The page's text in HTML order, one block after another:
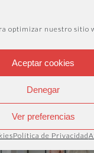
optimizar nuestro sitio
Aceptar cookies
Denegar
Ver preferencias
Política de Privacidad
necesidad de
una empresa no
Contar…